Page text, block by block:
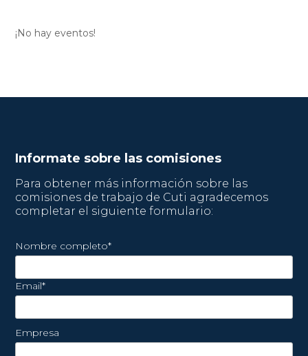
¡No hay eventos!
Informate sobre las comisiones
Para obtener más información sobre las
comisiones de trabajo de Cuti agradecemos
completar el siguiente formulario:
Nombre completo*
Email*
Empresa